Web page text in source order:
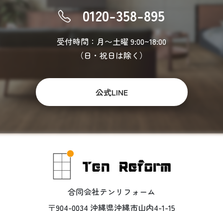
0120-358-895
受付時間：月〜土曜 9:00~18:00
（日・祝日は除く）
公式LINE
合同会社テンリフォーム
〒904-0034 沖縄県沖縄市山内4-1-15